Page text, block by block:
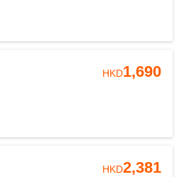
HKD1,690
HKD2,381